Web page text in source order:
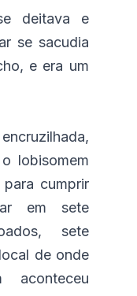
deitava e
se sacudia
e era um
lobisomem
cumprir
em sete
sete
de onde